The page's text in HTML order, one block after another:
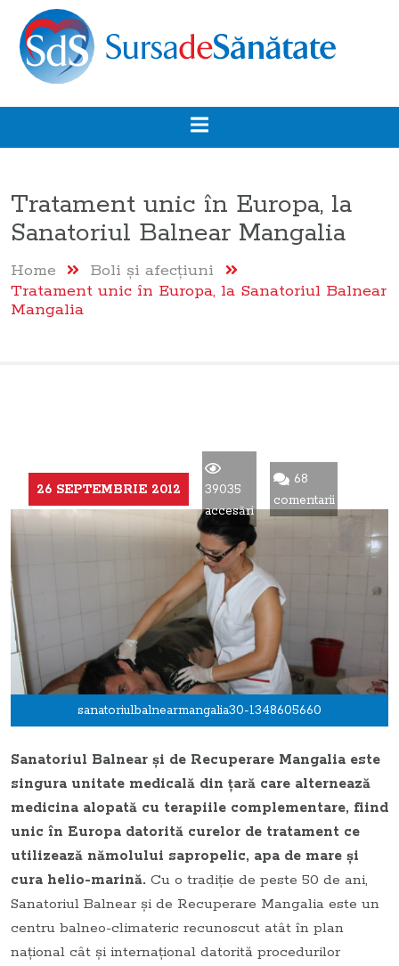
Tratament unic în Europa, la
Sanatoriul Balnear Mangalia
Home
Boli şi afecţiuni
Tratament unic în Europa, la Sanatoriul Balnear
Mangalia
26 SEPTEMBRIE 2012
39035
accesări
68
comentarii
sanatoriulbalnearmangalia30-1348605660
Sanatoriul Balnear şi de Recuperare Mangalia este
singura unitate medicală din ţară care alternează
medicina alopată cu terapiile complementare, fiind
unic în Europa datorită curelor de tratament ce
utilizează nămolului sapropelic, apa de mare şi
cura helio-marină. Cu o tradiţie de peste 50 de ani,
Sanatoriul Balnear şi de Recuperare Mangalia este un
centru balneo-climateric recunoscut atât în plan
naţional cât şi internaţional datorită procedurilor